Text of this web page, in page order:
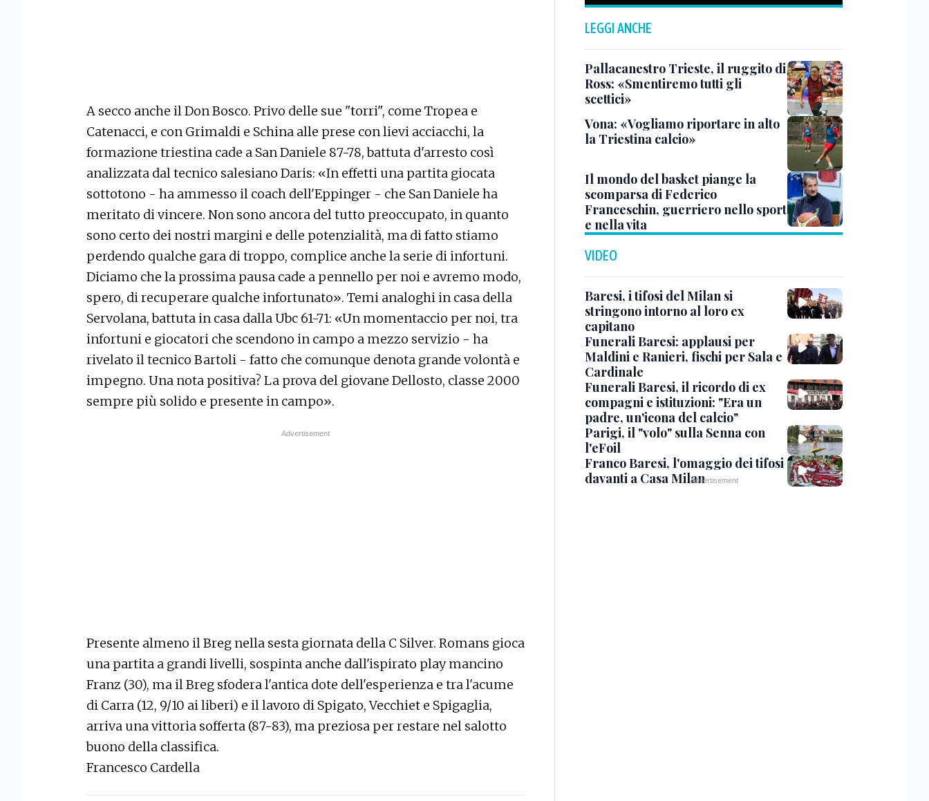
A secco anche il Don Bosco. Privo delle sue "torri", come Tropea e
Catenacci, e con Grimaldi e Schina alle prese con lievi acciacchi, la
formazione triestina cade a San Daniele 87-78, battuta d'arresto così
analizzata dal tecnico salesiano Daris: «In effetti una partita giocata
sottotono - ha ammesso il coach dell'Eppinger - che San Daniele ha
meritato di vincere. Non sono ancora del tutto preoccupato, in quanto
sono certo dei nostri margini e delle potenzialità, ma di fatto stiamo
perdendo qualche gara di troppo, complice anche la serie di infortuni.
Diciamo che la prossima pausa cade a pennello per noi e avremo modo,
spero, di recuperare qualche infortunato». Temi analoghi in casa della
Servolana, battuta in casa dalla Ubc 61-71: «Un momentaccio per noi, tra
infortuni e giocatori che scendono in campo a mezzo servizio - ha
rivelato il tecnico Bartoli - fatto che comunque denota grande volontà e
impegno. Una nota positiva? La prova del giovane Dellosto, classe 2000
sempre più solido e presente in campo».
Presente almeno il Breg nella sesta giornata della C Silver. Romans gioca
una partita a grandi livelli, sospinta anche dall'ispirato play mancino
Franz (30), ma il Breg sfodera l'antica dote dell'esperienza e tra l'acume
di Carra (12, 9/10 ai liberi) e il lavoro di Spigato, Vecchiet e Spigaglia,
arriva una vittoria sofferta (87-83), ma preziosa per restare nel salotto
buono della classifica.
Francesco Cardella
LEGGI ANCHE
Pallacanestro Trieste, il ruggito di
Ross: «Smentiremo tutti gli
scettici»
Vona: «Vogliamo riportare in alto
la Triestina calcio»
Il mondo del basket piange la
scomparsa di Federico
Franceschin, guerriero nello sport
e nella vita
VIDEO
Baresi, i tifosi del Milan si
stringono intorno al loro ex
capitano
Funerali Baresi: applausi per
Maldini e Ranieri, fischi per Sala e
Cardinale
Funerali Baresi, il ricordo di ex
compagni e istituzioni: "Era un
padre, un'icona del calcio"
Parigi, il "volo" sulla Senna con
l'eFoil
Franco Baresi, l'omaggio dei tifosi
davanti a Casa Milan